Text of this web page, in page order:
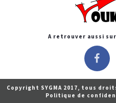
A retrouver aussi
Copyright SYGMA 2017, tous
Politique de